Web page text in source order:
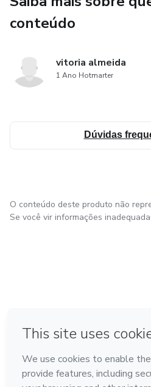
conteúdo
vitoria almeida
1 Ano Hotmarter
Dúvidas
O conteúdo deste produto não
Se você vir informações
Feito com ❤ na Cidade do México